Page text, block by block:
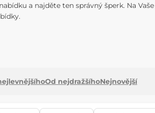
a najděte ten správný šperk. Na
Od nejdražšíhoNejnovější